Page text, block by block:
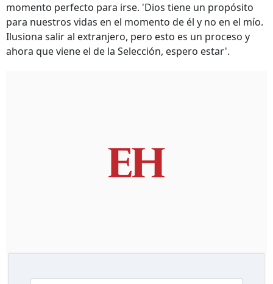
momento perfecto para irse. 'Dios tiene un propósito
para nuestros vidas en el momento de él y no en el mío.
Ilusiona salir al extranjero, pero esto es un proceso y
ahora que viene el de la Selección, espero estar'.